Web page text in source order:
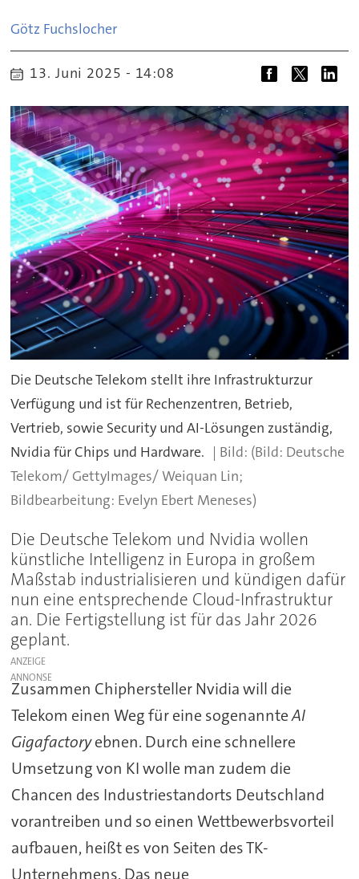
Götz Fuchslocher
13. Juni 2025 - 14:08
Die Deutsche Telekom stellt ihre Infrastrukturzur
Verfügung und ist für Rechenzentren, Betrieb,
Vertrieb, sowie Security und AI-Lösungen zuständig,
Nvidia für Chips und Hardware.
(Bild: Deutsche
Telekom/ GettyImages/ Weiquan Lin;
Bildbearbeitung: Evelyn Ebert Meneses)
Die Deutsche Telekom und Nvidia wollen
künstliche Intelligenz in Europa in großem
Maßstab industrialisieren und kündigen dafür
nun eine entsprechende Cloud-Infrastruktur
an. Die Fertigstellung ist für das Jahr 2026
geplant.
ANZEIGE
Zusammen Chiphersteller Nvidia will die
Telekom einen Weg für eine sogenannteAI
Gigafactoryebnen. Durch eine schnellere
Umsetzung von KI wolle man zudem die
Chancen des Industriestandorts Deutschland
vorantreiben und so einen Wettbewerbsvorteil
aufbauen, heißt es von Seiten des TK-
Unternehmens. Das neue